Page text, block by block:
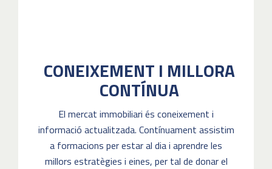
CONEIXEMENT I MILLORA
CONTÍNUA
El mercat immobiliari és coneixement i
informació actualitzada. Contínuament assistim
a formacions per estar al dia i aprendre les
millors estratègies i eines, per tal de donar el